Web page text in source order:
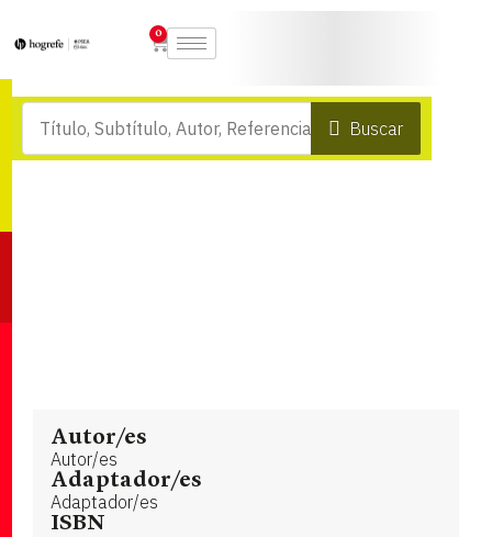
0
Buscar
Autor/es
Autor/es
Adaptador/es
Adaptador/es
ISBN